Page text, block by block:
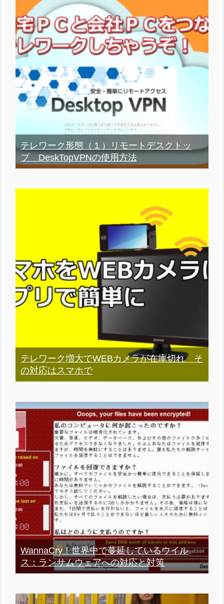
テレワーク形態（１）リモートデスクトッ
プ DeskTopVPNの使用方法
テレワーク増大でWEBカメラが在庫切れ そ
の対応はスマホで
WannaCry！世界中で蔓延しているウイル
ス：ランサムウェアへの対応と対策